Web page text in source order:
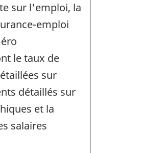
sur l'emploi, la
emploi
le taux de
sur
détaillés sur
et la
salaires